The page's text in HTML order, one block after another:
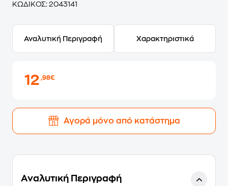
ΚΩΔΙΚΟΣ: 2043141
Αναλυτική Περιγραφή Χαρακτηριστικά
12,98€
Αγορά μόνο από κατάστημα
Αναλυτική Περιγραφή